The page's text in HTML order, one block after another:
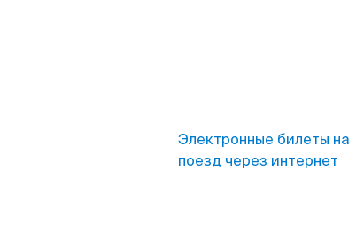
Электронные билеты на
поезд через интернет